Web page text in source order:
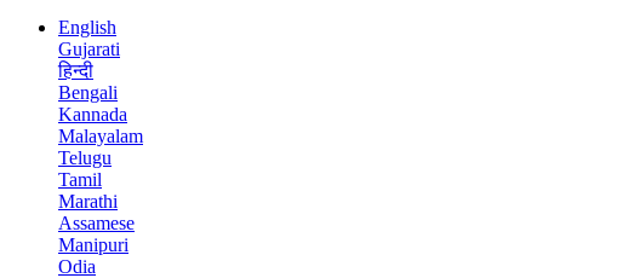
English
Gujarati
हिन्दी
Bengali
Kannada
Malayalam
Telugu
Tamil
Marathi
Assamese
Manipuri
Odia